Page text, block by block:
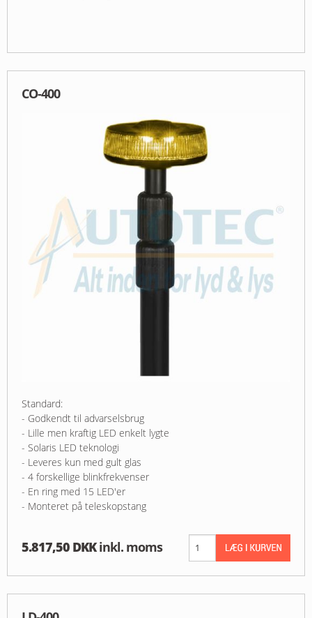
CO-400
Standard:
- Godkendt til advarselsbrug
- Lille men kraftig LED enkelt lygte
- Solaris LED teknologi
- Leveres kun med gult glas
- 4 forskellige blinkfrekvenser
- En ring med 15 LED'er
- Monteret på teleskopstang
5.817,50 DKK inkl. moms